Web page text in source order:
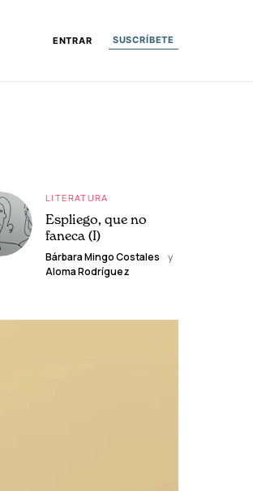
ENTRAR SUSCRÍBETE
LITERATURA
Espliego, que no
faneca (I)
Bárbara Mingo Costales
y
Aloma Rodríguez